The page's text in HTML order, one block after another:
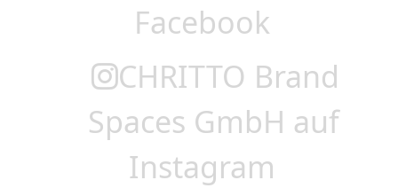
Facebook
CHRITTO Brand
Spaces GmbH auf
Instagram